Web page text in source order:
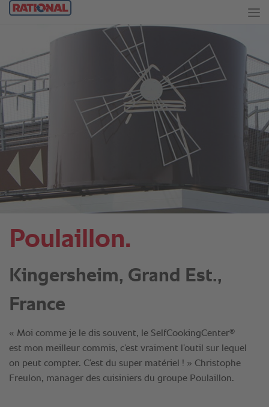
Poulaillon.
Kingersheim, Grand Est.,
France
« Moi comme je le dis souvent, le SelfCookingCenter®
est mon meilleur commis, c’est vraiment l’outil sur lequel
on peut compter. C’est du super matériel ! » Christophe
Freulon, manager des cuisiniers du groupe Poulaillon.